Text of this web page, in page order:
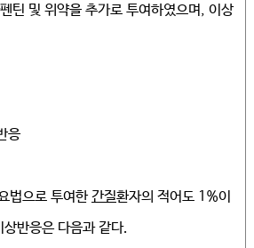
틴 및 위약을 추가로 투여하였으며, 이상
응
법으로 투여한간질환자의 적어도 1%이
반응은 다음과 같다.